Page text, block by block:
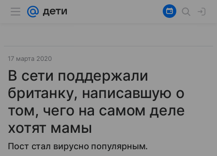
17 марта 2020
В сети поддержали
британку, написавшую о
том, чего на самом деле
хотят мамы
Пост стал вирусно популярным.